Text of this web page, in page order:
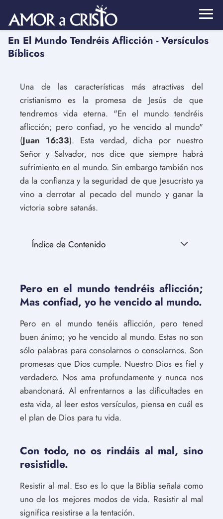
En El Mundo Tendréis Aflicción - Versículos
Bíblicos
Una de las características más atractivas del
cristianismo es la promesa de Jesús de que
tendremos vida eterna. "En el mundo tendréis
aflicción; pero confiad, yo he vencido al mundo"
(Juan 16:33). Esta verdad, dicha por nuestro
Señor y Salvador, nos dice que siempre habrá
sufrimiento en el mundo. Sin embargo también nos
da la confianza y la seguridad de que Jesucristo ya
vino a derrotar al pecado del mundo y ganar la
victoria sobre satanás.
Índice de Contenido
Pero en el mundo tendréis aflicción;
Mas confiad, yo he vencido al mundo.
Pero en el mundo tenéis aflicción, pero tened
buen ánimo; yo he vencido al mundo. Estas no son
sólo palabras para consolarnos o consolarnos. Son
promesas que Dios cumple. Nuestro Dios es fiel y
verdadero. Nos ama profundamente y nunca nos
abandonará. Al enfrentarnos a las dificultades en
esta vida, al leer estos versículos, piensa en cuál es
el plan de Dios para tu vida.
Con todo, no os rindáis al mal, sino
resistidle.
Resistir al mal. Eso es lo que la Biblia señala como
uno de los mejores modos de vida. Resistir al mal
significa resistirse a la tentación.